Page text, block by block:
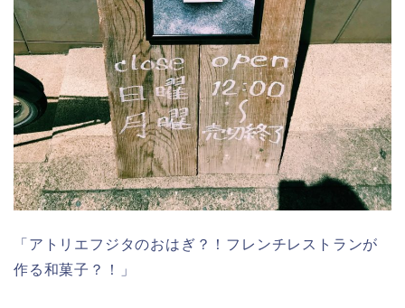
「アトリエフジタのおはぎ？！フレンチレストランが
作る和菓子？！」